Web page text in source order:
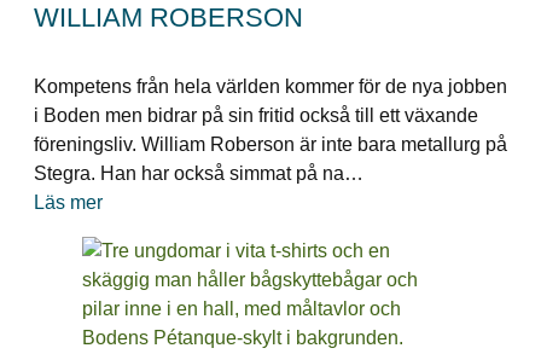
WILLIAM ROBERSON
Kompetens från hela världen kommer för de nya jobben
i Boden men bidrar på sin fritid också till ett växande
föreningsliv. William Roberson är inte bara metallurg på
Stegra. Han har också simmat på na…
Läs mer